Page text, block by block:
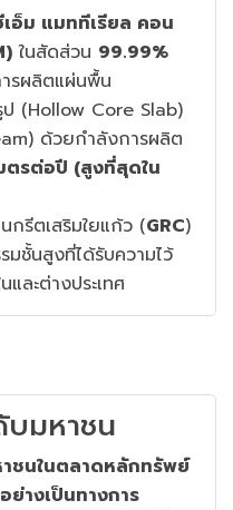
อ็ม แมททีเรียล คอน
ในสัดส่วน 99.99%
รผลิตแผ่นพื้น
ป (Hollow Core Slab)
ด้วยกำลังการผลิต
ตรต่อปี (สูงที่สุดใน
กรีตเสริมใยแก้ว (GRC)
ชั้นสูงที่ได้รับความไว้
ละต่างประเทศ
บมหาชน
ชนในตลาดหลักทรัพย์
ย่างเป็นทางการ